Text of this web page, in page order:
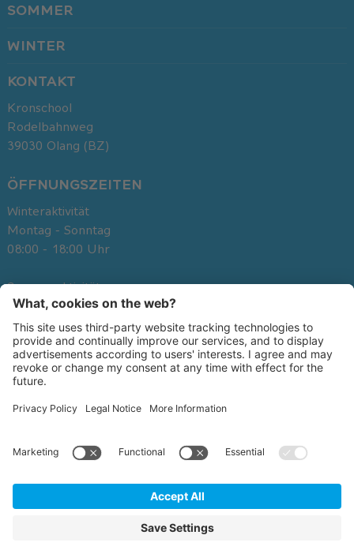
Anfrage
Spezialangebote
Downloads
Jobs
Appartments
DE
KONTAKT
Kronschool
Rodelbahnweg
39030 Olang (BZ)
ÖFFNUNGSZEITEN
Winteraktivität
Montag - Sonntag
08:00 - 18:00 Uhr
Sommeraktivität
Montag - Sonntag
09:30 - 19:00 uhr
SOMMER
WINTER